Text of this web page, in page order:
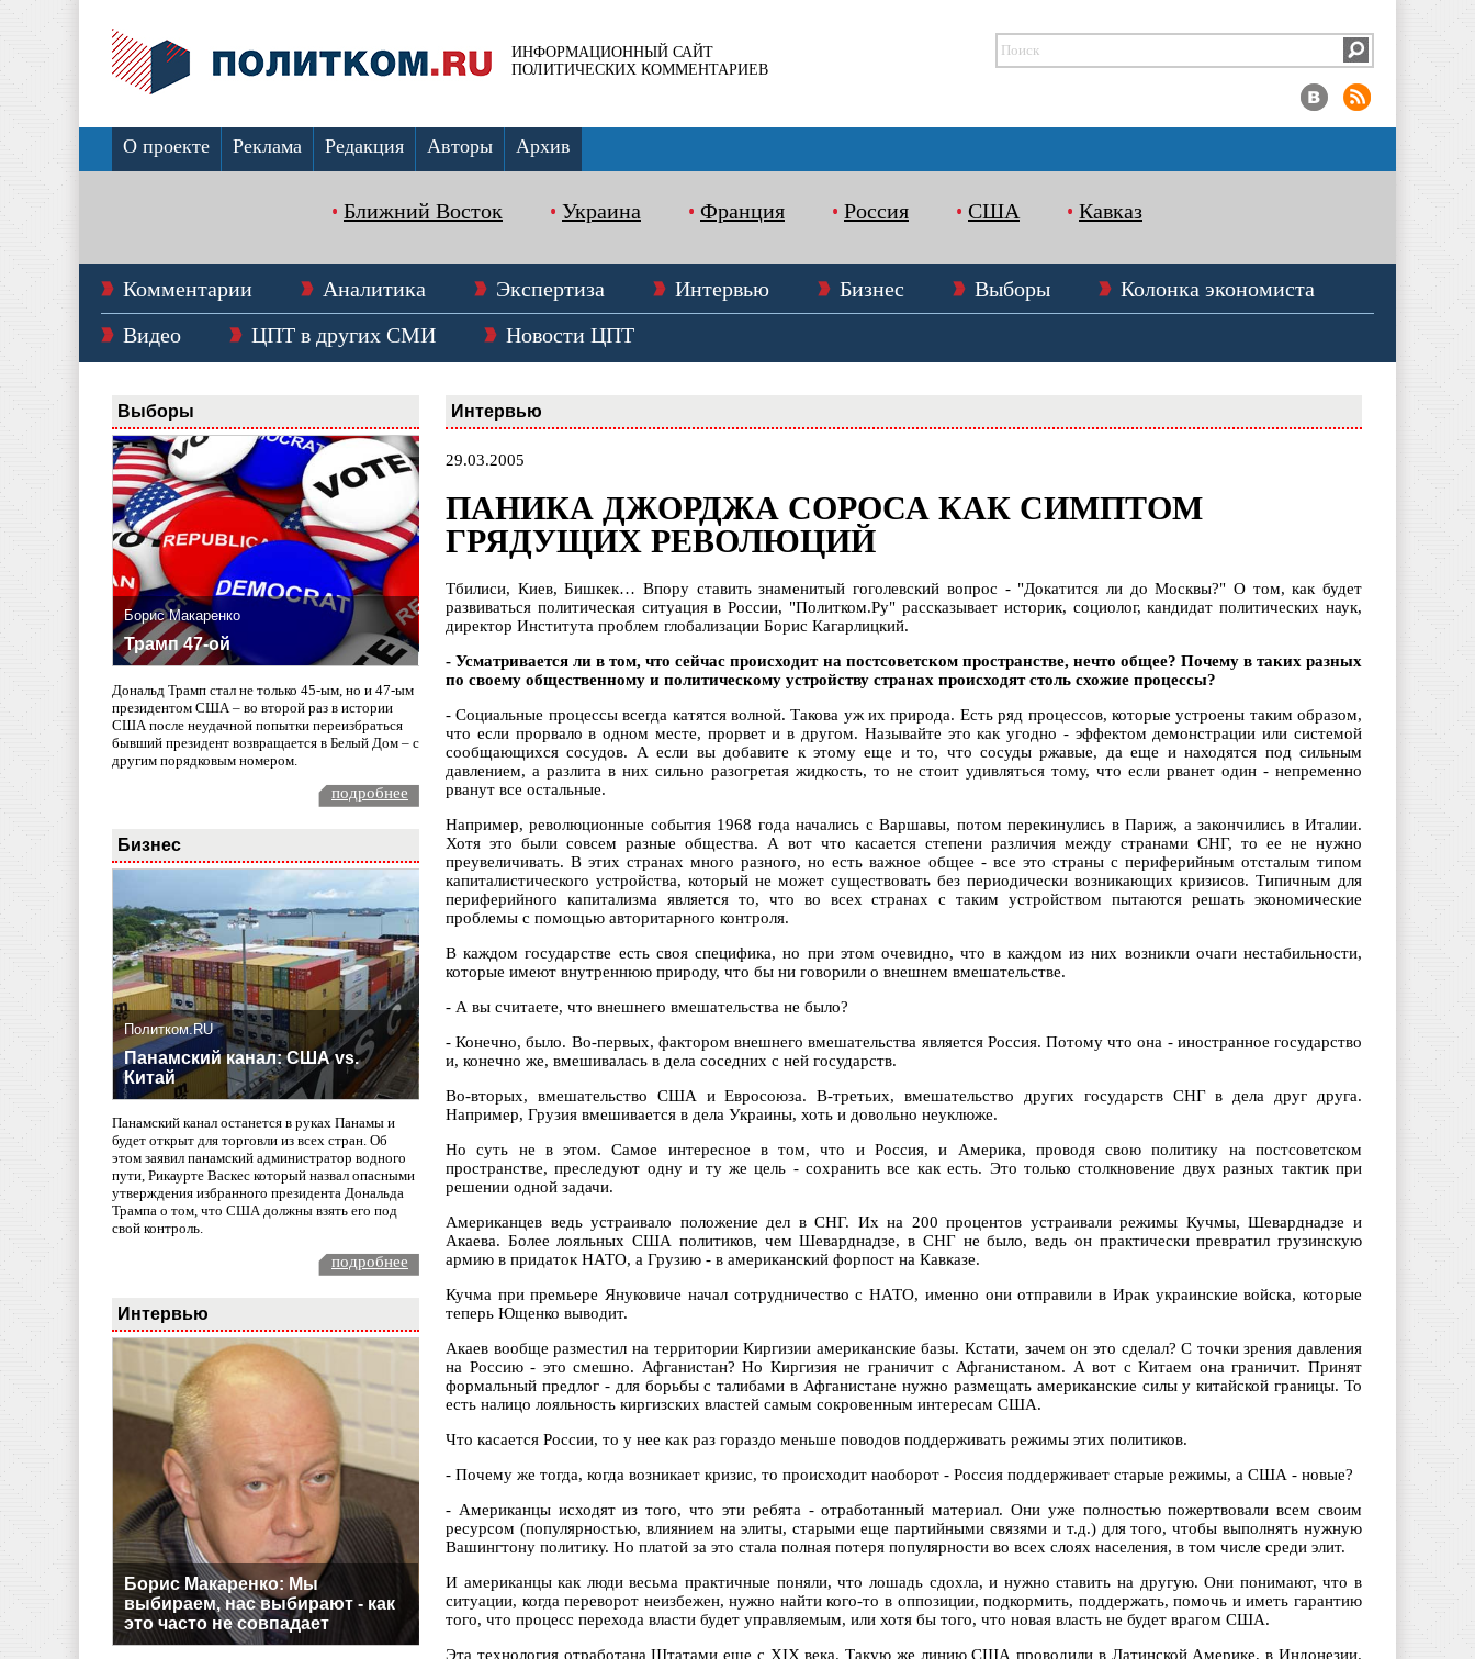
ИНФОРМАЦИОННЫЙ САЙТ
ПОЛИТИЧЕСКИХ КОММЕНТАРИЕВ
О проекте Реклама Редакция Авторы Архив
Ближний Восток Украина Франция Россия США Кавказ
Комментарии Аналитика Экспертиза Интервью Бизнес Выборы
Колонка экономиста
Видео
ЦПТ в других СМИ Новости ЦПТ
Выборы
Борис Макаренко
Трамп 47-ой
Дональд Трамп стал не только 45-ым, но и 47-ым
президентом США – во второй раз в истории
США после неудачной попытки переизбраться
бывший президент возвращается в Белый Дом – с
другим порядковым номером.
подробнее
Бизнес
Политком.RU
Панамский канал: США vs.
Китай
Панамский канал останется в руках Панамы и
будет открыт для торговли из всех стран. Об
этом заявил панамский администратор водного
пути, Рикаурте Васкес который назвал опасными
утверждения избранного президента Дональда
Трампа о том, что США должны взять его под
свой контроль.
подробнее
Интервью
Борис Макаренко: Мы
выбираем, нас выбирают - как
это часто не совпадает
Интервью
29.03.2005
ПАНИКА ДЖОРДЖА СОРОСА КАК СИМПТОМ
ГРЯДУЩИХ РЕВОЛЮЦИЙ
Тбилиси, Киев, Бишкек… Впору ставить знаменитый гоголевский вопрос - "Докатится ли до Москвы?" О том, как будет
развиваться политическая ситуация в России, "Политком.Ру" рассказывает историк, социолог, кандидат политических наук,
директор Института проблем глобализации Борис Кагарлицкий.
- Усматривается ли в том, что сейчас происходит на постсоветском пространстве, нечто общее? Почему в таких разных
по своему общественному и политическому устройству странах происходят столь схожие процессы?
- Социальные процессы всегда катятся волной. Такова уж их природа. Есть ряд процессов, которые устроены таким образом,
что если прорвало в одном месте, прорвет и в другом. Называйте это как угодно - эффектом демонстрации или системой
сообщающихся сосудов. А если вы добавите к этому еще и то, что сосуды ржавые, да еще и находятся под сильным
давлением, а разлита в них сильно разогретая жидкость, то не стоит удивляться тому, что если рванет один - непременно
рванут все остальные.
Например, революционные события 1968 года начались с Варшавы, потом перекинулись в Париж, а закончились в Италии.
Хотя это были совсем разные общества. А вот что касается степени различия между странами СНГ, то ее не нужно
преувеличивать. В этих странах много разного, но есть важное общее - все это страны с периферийным отсталым типом
капиталистического устройства, который не может существовать без периодически возникающих кризисов. Типичным для
периферийного капитализма является то, что во всех странах с таким устройством пытаются решать экономические
проблемы с помощью авторитарного контроля.
В каждом государстве есть своя специфика, но при этом очевидно, что в каждом из них возникли очаги нестабильности,
которые имеют внутреннюю природу, что бы ни говорили о внешнем вмешательстве.
- А вы считаете, что внешнего вмешательства не было?
- Конечно, было. Во-первых, фактором внешнего вмешательства является Россия. Потому что она - иностранное государство
и, конечно же, вмешивалась в дела соседних с ней государств.
Во-вторых, вмешательство США и Евросоюза. В-третьих, вмешательство других государств СНГ в дела друг друга.
Например, Грузия вмешивается в дела Украины, хоть и довольно неуклюже.
Но суть не в этом. Самое интересное в том, что и Россия, и Америка, проводя свою политику на постсоветском
пространстве, преследуют одну и ту же цель - сохранить все как есть. Это только столкновение двух разных тактик при
решении одной задачи.
Американцев ведь устраивало положение дел в СНГ. Их на 200 процентов устраивали режимы Кучмы, Шеварднадзе и
Акаева. Более лояльных США политиков, чем Шеварднадзе, в СНГ не было, ведь он практически превратил грузинскую
армию в придаток НАТО, а Грузию - в американский форпост на Кавказе.
Кучма при премьере Януковиче начал сотрудничество с НАТО, именно они отправили в Ирак украинские войска, которые
теперь Ющенко выводит.
Акаев вообще разместил на территории Киргизии американские базы. Кстати, зачем он это сделал? С точки зрения давления
на Россию - это смешно. Афганистан? Но Киргизия не граничит с Афганистаном. А вот с Китаем она граничит. Принят
формальный предлог - для борьбы с талибами в Афганистане нужно размещать американские силы у китайской границы. То
есть налицо лояльность киргизских властей самым сокровенным интересам США.
Что касается России, то у нее как раз гораздо меньше поводов поддерживать режимы этих политиков.
- Почему же тогда, когда возникает кризис, то происходит наоборот - Россия поддерживает старые режимы, а США - новые?
- Американцы исходят из того, что эти ребята - отработанный материал. Они уже полностью пожертвовали всем своим
ресурсом (популярностью, влиянием на элиты, старыми еще партийными связями и т.д.) для того, чтобы выполнять нужную
Вашингтону политику. Но платой за это стала полная потеря популярности во всех слоях населения, в том числе среди элит.
И американцы как люди весьма практичные поняли, что лошадь сдохла, и нужно ставить на другую. Они понимают, что в
ситуации, когда переворот неизбежен, нужно найти кого-то в оппозиции, подкормить, поддержать, помочь и иметь гарантию
того, что процесс перехода власти будет управляемым, или хотя бы того, что новая власть не будет врагом США.
Эта технология отработана Штатами еще с XIX века. Такую же линию США проводили в Латинской Америке, в Индонезии.